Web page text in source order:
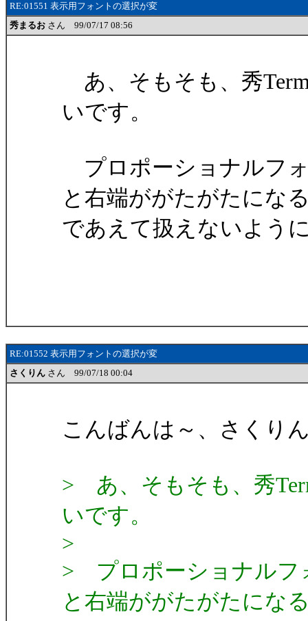
RE:01551 表示用フォントの選択が変
秀まるお さん 99/07/17 08:56
あ、そもそも、秀
いです。
プロポーショナルフ
と右端ががたがたにな
であえて扱えないよう
RE:01552 表示用フォントの選択が変
さくりん さん 99/07/18 00:04
こんばんは～、さくり
> あ、そもそも、秀
いです。
>
> プロポーショナルフ
と右端ががたがたにな